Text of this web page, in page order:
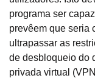
programa ser
prevêem que seria
ultrapassar as
de desbloqueio do
privada virtual